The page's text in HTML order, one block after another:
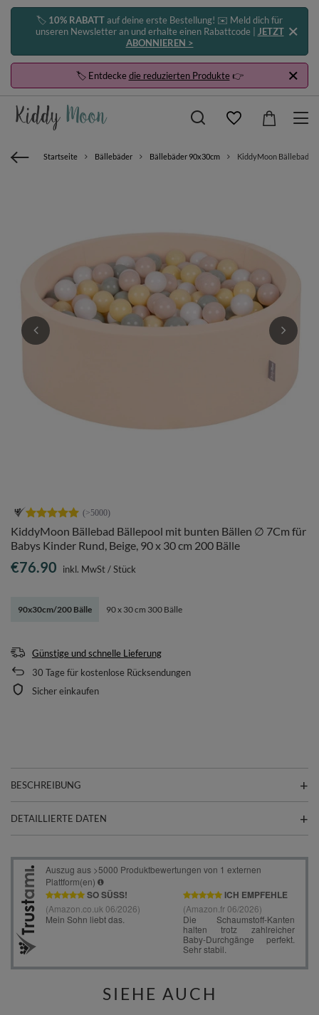
🏷️ 10% RABATTauf deine erste Bestellung! ✉️ Meld dich für
unseren Newsletter an und erhalte einen Rabattcode | JETZT
ABONNIEREN >
🏷️ Entdeckedie reduzierten Produkte👉
Startseite Bällebäder Bällebäder 90x30cm KiddyMoon Bällebad
KiddyMoon Bällebad Bällepool mit bunten Bällen ∅ 7Cm für
Babys Kinder Rund, Beige, 90 x 30 cm 200 Bälle
90x30cm/200 Bälle 90 x 30 cm 300 Bälle
€76.90 inkl. MwSt/Stück
Günstige und schnelle Lieferung
30 Tage für kostenlose Rücksendungen
Sicher einkaufen
BESCHREIBUNG
DETAILLIERTE DATEN
SIEHE AUCH